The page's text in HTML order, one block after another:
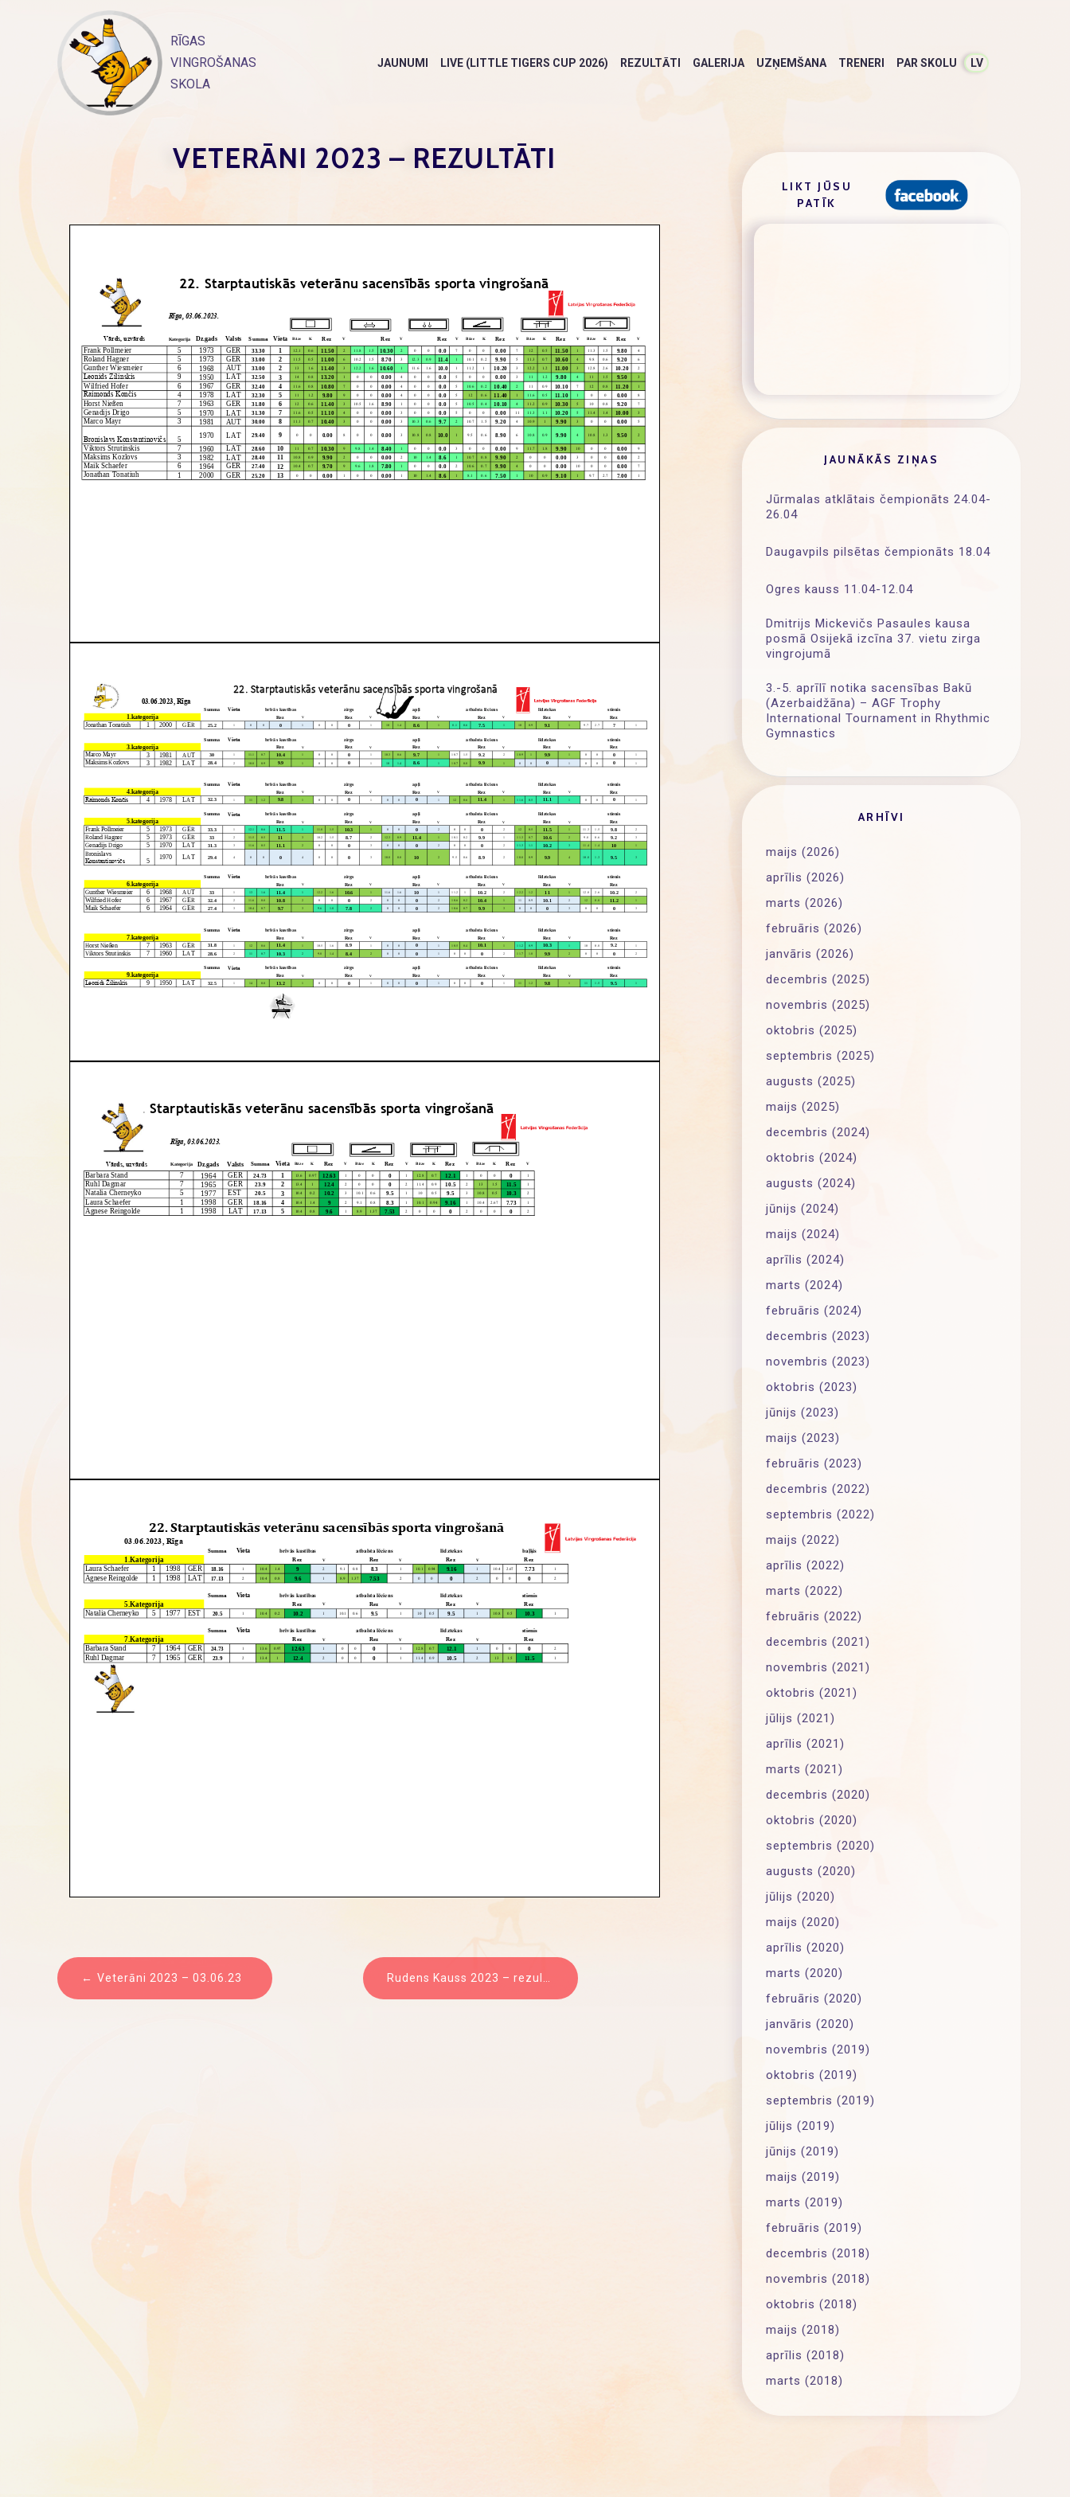
RĪGAS
VINGROŠANAS
SKOLA
JAUNUMI LIVE (LITTLE TIGERS CUP 2026) REZULTĀTI GALERIJA UZŅEMŠANA TRENERI PAR SKOLU LV
VETERĀNI 2023 – REZULTĀTI
ZIŅU
IZVĒLNE
Veterāni 2023 – 03.06.23
LIKT JŪSU
PATĪK
JAUNĀKĀS ZIŅAS
Jūrmalas atklātais čempionāts 24.04-
26.04
Daugavpils pilsētas čempionāts 18.04
Ogres kauss 11.04-12.04
Dmitrijs Mickevičs Pasaules kausa
posmā Osijekā izcīna 37. vietu zirga
vingrojumā
3.-5. aprīlī notika sacensības Bakū
(Azerbaidžāna) – AGF Trophy
International Tournament in Rhythmic
Gymnastics
ARHĪVI
maijs (2026)
aprīlis (2026)
marts (2026)
februāris (2026)
janvāris (2026)
decembris (2025)
novembris (2025)
oktobris (2025)
septembris (2025)
augusts (2025)
maijs (2025)
decembris (2024)
oktobris (2024)
augusts (2024)
jūnijs (2024)
maijs (2024)
aprīlis (2024)
marts (2024)
februāris (2024)
decembris (2023)
novembris (2023)
oktobris (2023)
jūnijs (2023)
maijs (2023)
februāris (2023)
decembris (2022)
septembris (2022)
maijs (2022)
aprīlis (2022)
marts (2022)
februāris (2022)
decembris (2021)
novembris (2021)
oktobris (2021)
jūlijs (2021)
aprīlis (2021)
marts (2021)
decembris (2020)
oktobris (2020)
septembris (2020)
augusts (2020)
jūlijs (2020)
maijs (2020)
aprīlis (2020)
marts (2020)
februāris (2020)
janvāris (2020)
novembris (2019)
oktobris (2019)
septembris (2019)
jūlijs (2019)
jūnijs (2019)
maijs (2019)
marts (2019)
februāris (2019)
decembris (2018)
novembris (2018)
oktobris (2018)
maijs (2018)
aprīlis (2018)
marts (2018)